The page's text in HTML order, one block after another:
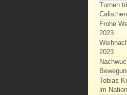
Turnen
Frohe
2023
2023
Tobias
im